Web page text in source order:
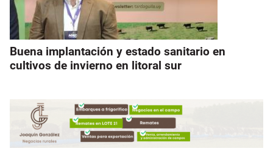
Buena implantación y estado sanitario en
cultivos de invierno en litoral sur